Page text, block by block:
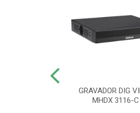
GRAVADOR DIG
MHDX 3116-C